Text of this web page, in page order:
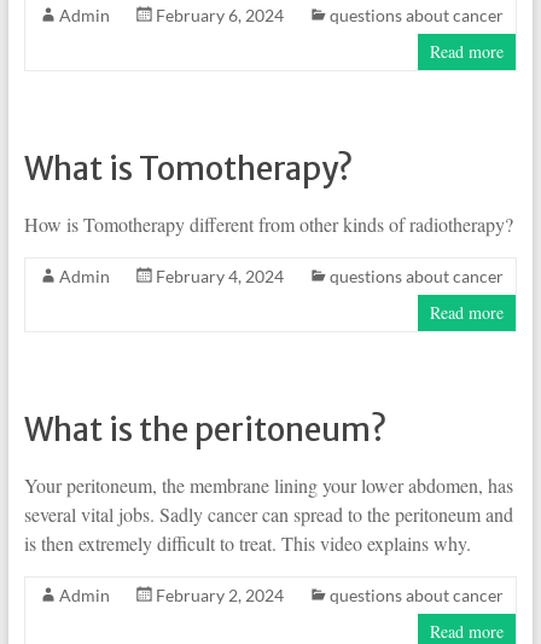
Admin February 6, 2024 questions about cancer
Read more
What is Tomotherapy?
How is Tomotherapy different from other kinds of radiotherapy?
Admin February 4, 2024 questions about cancer
Read more
What is the peritoneum?
Your peritoneum, the membrane lining your lower abdomen, has
several vital jobs. Sadly cancer can spread to the peritoneum and
is then extremely difficult to treat. This video explains why.
Admin February 2, 2024 questions about cancer
Read more